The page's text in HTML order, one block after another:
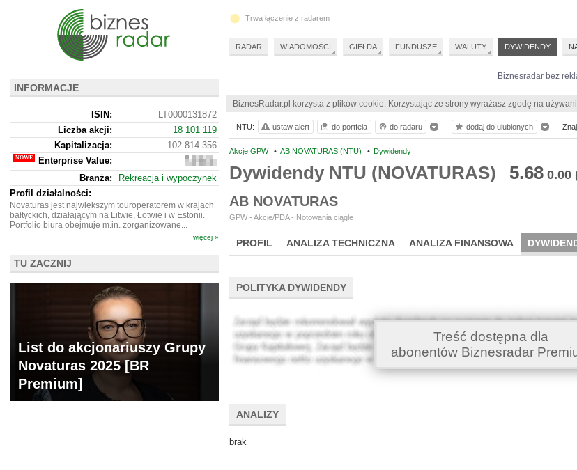
Biznesradar bez
BiznesRadar.pl korzysta z plików cookie. Korzystając ze strony wyrażasz zgodę na
Akcje GPW • AB NOVATURAS (NTU) • Dywidendy
Dywidendy NTU (NOVATURAS) 5.68 0.00
AB NOVATURAS
GPW - Akcje/PDA - Notowania ciągłe
PROFIL ANALIZA TECHNICZNA ANALIZA FINANSOWA
POLITYKA DYWIDENDY
Treść dostępna dla
abonentów Biznesradar
ANALIZY
brak
NTU: ustaw alert do portfela do radaru dodaj do ulubionych
INFORMACJE
ISIN:
LT0000131872
Liczba akcji:
18 101 119
Kapitalizacja:
102 814 356
Enterprise Value:
193
164
Branża:
Rekreacja i wypoczynek
Profil działalności:
Novaturas jest największym touroperatorem w krajach
bałtyckich, działającym na Litwie, Łotwie i w Estonii.
Portfolio biura obejmuje m.in. zorganizowane...
więcej »
TU ZACZNIJ
List do akcjonariuszy Grupy
Novaturas 2025 [BR
Premium]
Trwa łączenie z radarem
RADAR WIADOMOŚCI GIEŁDA FUNDUSZE WALUTY DYWIDENDY